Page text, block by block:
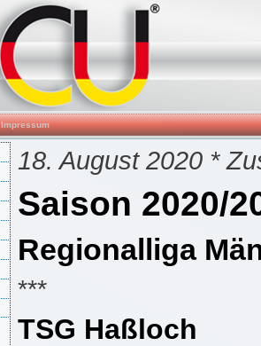
Impressum
18. August 2020 *
Saison 2020/
Regionalliga
***
TSG Haßloch